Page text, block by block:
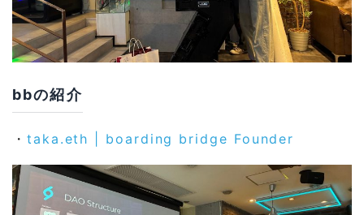
bbの紹介
・ taka.eth | boarding bridge Founder